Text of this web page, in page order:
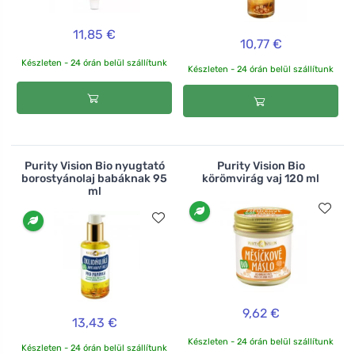
11,85 €
Készleten - 24 órán belül szállítunk
10,77 €
Készleten - 24 órán belül szállítunk
Purity Vision Bio nyugtató
borostyánolaj babáknak 95
ml
13,43 €
Készleten - 24 órán belül szállítunk
Purity Vision Bio
körömvirág vaj 120 ml
9,62 €
Készleten - 24 órán belül szállítunk